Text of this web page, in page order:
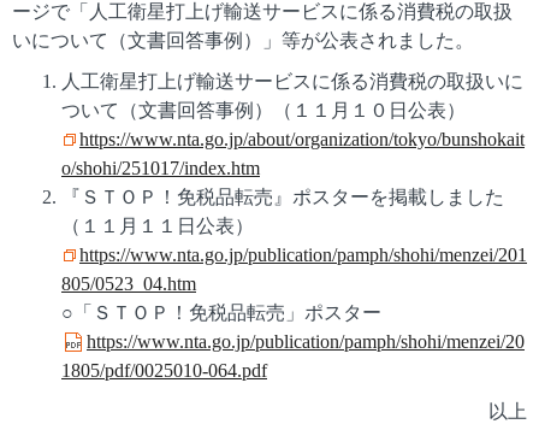
ージで「人工衛星打上げ輸送サービスに係る消費税の取扱
いについて（文書回答事例）」等が公表されました。
人工衛星打上げ輸送サービスに係る消費税の取扱いに
ついて（文書回答事例）（１１月１０日公表）
https://www.nta.go.jp/about/organization/tokyo/bunshokait
o/shohi/251017/index.htm
『ＳＴＯＰ！免税品転売』ポスターを掲載しました
（１１月１１日公表）
https://www.nta.go.jp/publication/pamph/shohi/menzei/201
805/0523_04.htm
○「ＳＴＯＰ！免税品転売」ポスター
https://www.nta.go.jp/publication/pamph/shohi/menzei/20
1805/pdf/0025010-064.pdf
以上